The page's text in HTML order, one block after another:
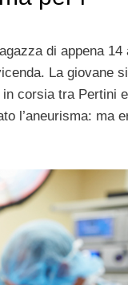
di appena 14
La giovane
corsia tra Pertini e
l’aneurisma: ma